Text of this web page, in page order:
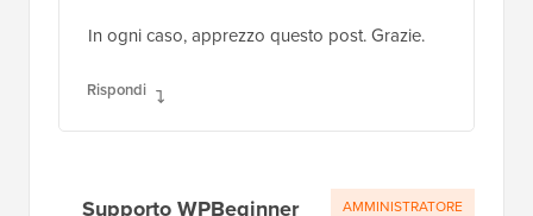
John M Brooks